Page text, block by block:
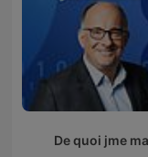
De quoi jme